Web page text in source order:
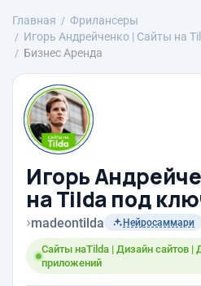
Главная
Фрилансеры
Игорь Андрейченко | Сайты на
Бизнес Аренда
Игорь
на Tilda под
›madeontilda Нейросаммари
Сайты наTilda | Дизайн сайтов |
приложений